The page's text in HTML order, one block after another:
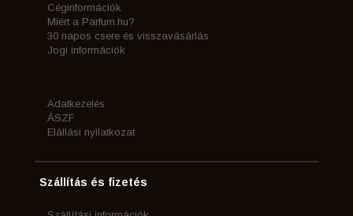
Céginformációk
Miért a Parfum.hu?
30 napos csere és visszavásárlás
Jogi információk
Adatkezelés
ÁSZF
Elállási nyilatkozat
Szállítás és fizetés